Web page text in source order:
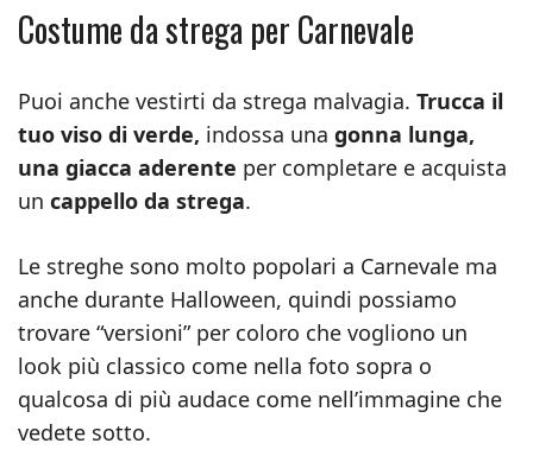
Costume da strega per Carnevale
Puoi anche vestirti da strega malvagia. Trucca il
tuo viso di verde, indossa una gonna lunga,
una giacca aderente per completare e acquista
un cappello da strega.
Le streghe sono molto popolari a Carnevale ma
anche durante Halloween, quindi possiamo
trovare “versioni” per coloro che vogliono un
look più classico come nella foto sopra o
qualcosa di più audace come nell’immagine che
vedete sotto.